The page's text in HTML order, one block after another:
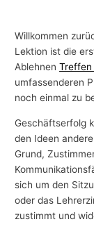
Willkommen
Lektion ist die
AblehnenTreffen
umfassenderen
noch einmal zu
Geschäftserfolg
den Ideen
Grund,
sich um den
oder das
zustimmt und